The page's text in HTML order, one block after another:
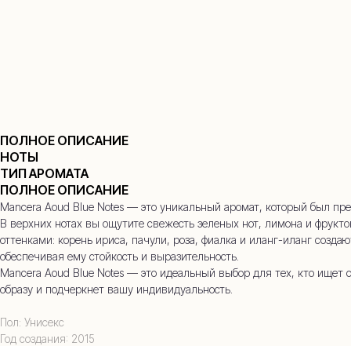
ПОЛНОЕ ОПИСАНИЕ
НОТЫ
ТИП АРОМАТА
ПОЛНОЕ ОПИСАНИЕ
Mancera Aoud Blue Notes — это уникальный аромат, который был
В верхних нотах вы ощутите свежесть зеленых нот, лимона и
оттенками: корень ириса, пачули, роза, фиалка и иланг-иланг
обеспечивая ему стойкость и выразительность.
Mancera Aoud Blue Notes — это идеальный выбор для тех, кто
образу и подчеркнет вашу индивидуальность.
Пол: Унисекс
Год создания: 2015